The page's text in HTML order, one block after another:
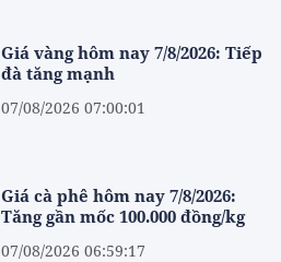
Giá vàng hôm nay 7/8/2026: Tiếp
đà tăng mạnh
07/08/2026 07:00:01
Giá cà phê hôm nay 7/8/2026:
Tăng gần mốc 100.000 đồng/kg
07/08/2026 06:59:17